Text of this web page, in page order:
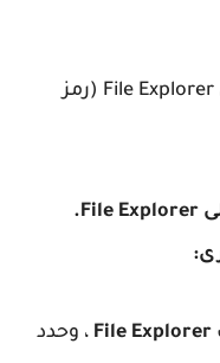
بشكل افتراضي، يتم تثبيت تطبيق File Explorer (رمز
هذه هي أسرع طريقة للوصول إلى File Explorer.
File Explorer ، وحدد